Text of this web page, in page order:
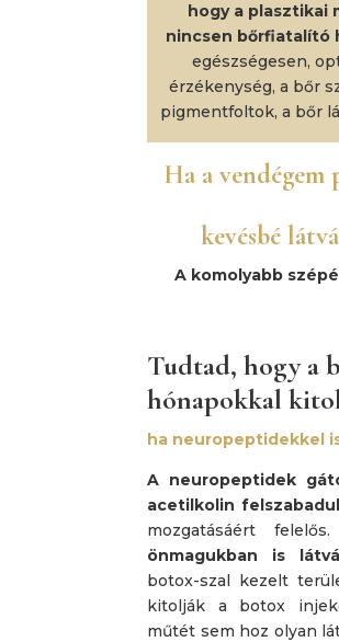
hogy a plasztikai
nincsen bőrfiatalító
egészségesen,
érzékenység, a bőr
pigmentfoltok, a bőr
Ha a
kevésbé
A komolyabb
Tudtad, hogy a
hónapokkal
ha neuropeptidekkel
A neuropeptidek
acetilkolin
mozgatásáért felelős.
önmagukban is
botox-szal kezelt
kitolják a botox
műtét sem hoz olyan